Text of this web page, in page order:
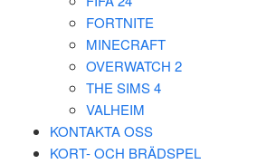
FORTNITE
MINECRAFT
OVERWATCH 2
THE SIMS 4
VALHEIM
KONTAKTA OSS
KORT- OCH BRÄDSPEL